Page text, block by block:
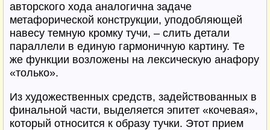
авторского хода аналогична задаче
метафорической конструкции, уподобляющей
навесу темную кромку тучи, – слить детали
параллели в единую гармоничную картину. Те
же функции возложены на лексическую анафору
«только».
Из художественных средств, задействованных в
финальной части, выделяется эпитет «кочевая»,
который относится к образу тучки. Этот прием